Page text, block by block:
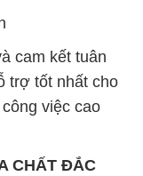
cam kết tuân
trợ tốt nhất cho
việc cao
CHẤT ĐẮC